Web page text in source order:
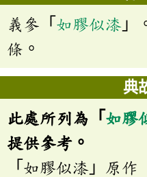
義參「 如膠似漆 」
條。
典
此處所列為「 如膠
提供參考。
「如膠似漆」原